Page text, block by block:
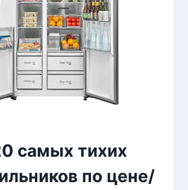
самых тихих
по цене/